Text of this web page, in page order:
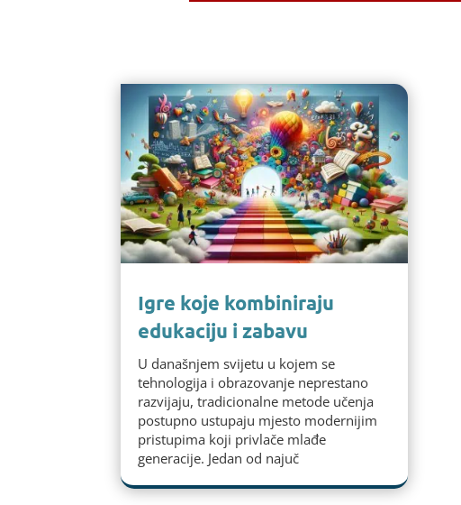
Igre koje kombiniraju
edukaciju i zabavu
U današnjem svijetu u kojem se
tehnologija i obrazovanje neprestano
razvijaju, tradicionalne metode učenja
postupno ustupaju mjesto modernijim
pristupima koji privlače mlađe
generacije. Jedan od najuč